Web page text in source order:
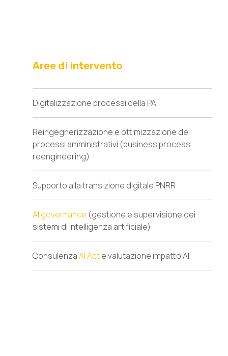
Aree di intervento
Digitalizzazione processi della PA
Reingegnerizzazione e ottimizzazione dei
processi amministrativi (business process
reengineering)
Supporto alla transizione digitale PNRR
AI governance (gestione e supervisione dei
sistemi di intelligenza artificiale)
ConsulenzaAI Acte valutazione impatto AI